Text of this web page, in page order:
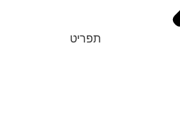
תפריט